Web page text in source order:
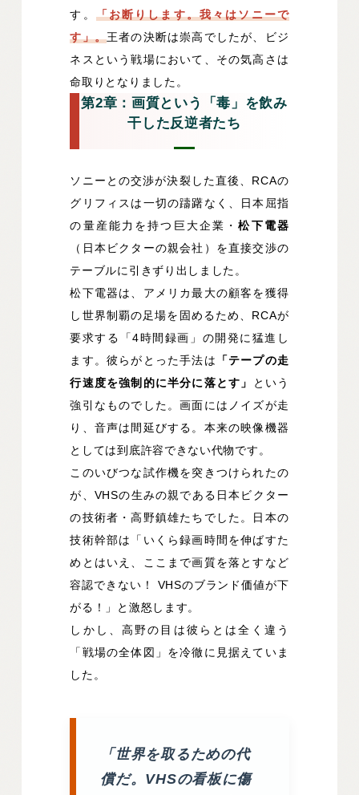
す。 「お断りします。我々はソニーで
す」。王者の決断は崇高でしたが、ビジ
ネスという戦場において、その気高さは
命取りとなりました。
第2章：画質という「毒」を飲み
干した反逆者たち
ソニーとの交渉が決裂した直後、RCAの
グリフィスは一切の躊躇なく、日本屈指
の量産能力を持つ巨大企業・松下電器
（日本ビクターの親会社）を直接交渉の
テーブルに引きずり出しました。
松下電器は、アメリカ最大の顧客を獲得
し世界制覇の足場を固めるため、RCAが
要求する「4時間録画」の開発に猛進し
ます。彼らがとった手法は
「テープの走
行速度を強制的に半分に落とす」
という
強引なものでした。画面にはノイズが走
り、音声は間延びする。本来の映像機器
としては到底許容できない代物です。
このいびつな試作機を突きつけられたの
が、VHSの生みの親である日本ビクター
の技術者・高野鎮雄たちでした。日本の
技術幹部は「いくら録画時間を伸ばすた
めとはいえ、ここまで画質を落とすなど
容認できない！ VHSのブランド価値が下
がる！」と激怒します。
しかし、高野の目は彼らとは全く違う
「戦場の全体図」を冷徹に見据えていま
した。
「世界を取るための代
償だ。VHSの看板に傷